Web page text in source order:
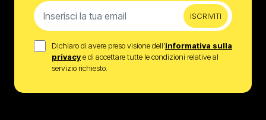
ISCRIVITI
Dichiaro di avere preso visione dell’informativa sulla
privacye di accettare tutte le condizioni relative al
servizio richiesto.